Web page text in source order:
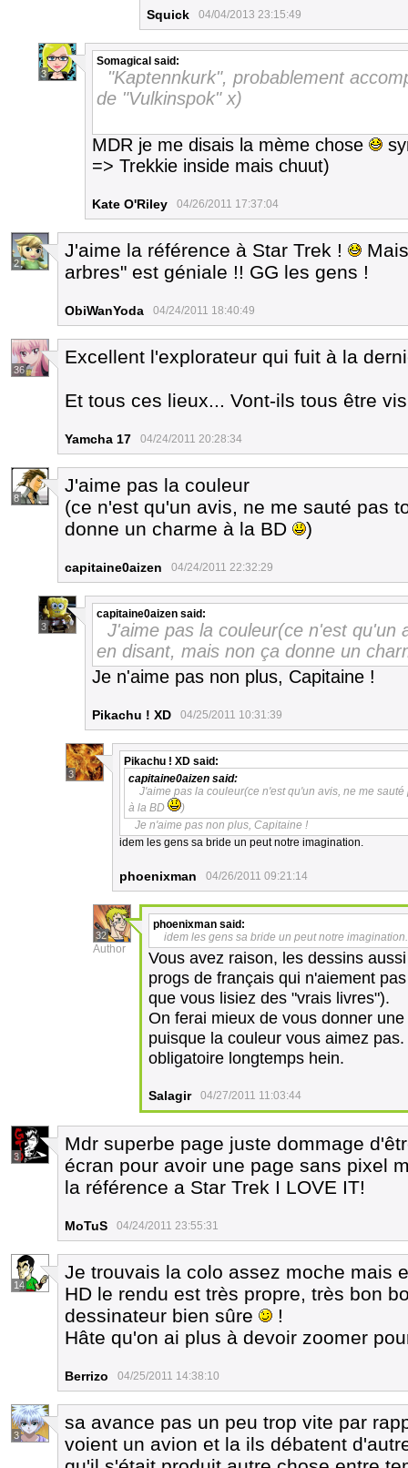
Squick 04/04/2013 23:15:49
3
Somagical said:
"Kaptennkurk", probablement
de "Vulkinspok" x)
MDR je me disais la mème chose
=> Trekkie inside mais chuut)
Kate O'Riley 04/26/2011 17:37:04
2
J'aime la référence à Star Trek !
arbres" est géniale !! GG les gens !
ObiWanYoda 04/24/2011 18:40:49
36
Excellent l'explorateur qui fuit à la
Et tous ces lieux... Vont-ils tous être
Yamcha 17 04/24/2011 20:28:34
8
J'aime pas la couleur
(ce n'est qu'un avis, ne me sauté pas
donne un charme à la BD
)
capitaine0aizen 04/24/2011 22:32:29
3
capitaine0aizen said:
J'aime pas la couleur(ce n'est qu'un
en disant, mais non ça donne un
Je n'aime pas non plus, Capitaine !
Pikachu ! XD 04/25/2011 10:31:39
3
Pikachu ! XD said:
capitaine0aizen said:
J'aime pas la couleur(ce n'est qu'un avis, ne me
à la BD
)
Je n'aime pas non plus, Capitaine !
idem les gens sa bride un peut notre imagination.
phoenixman 04/26/2011 09:21:14
32
Author
phoenixman said:
idem les gens sa bride un peut notre imagination.
Vous avez raison, les dessins
progs de français qui n'aiement
que vous lisiez des "vrais livres").
On ferai mieux de vous donner
puisque la couleur vous aimez
obligatoire longtemps hein.
Salagir 04/27/2011 11:03:44
3
Mdr superbe page juste dommage
écran pour avoir une page sans pixel
la référence a Star Trek I LOVE IT!
MoTuS 04/24/2011 23:55:31
14
Je trouvais la colo assez moche mais
HD le rendu est très propre, très bon
dessinateur bien sûre
!
Hâte qu'on ai plus à devoir zoomer
Berrizo 04/25/2011 14:38:10
3
sa avance pas un peu trop vite par
voient un avion et la ils débatent